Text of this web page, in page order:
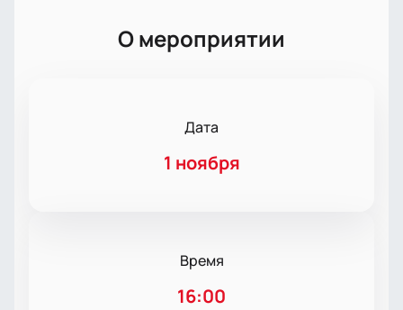
О мероприятии
Дата
1 ноября
Время
16:00